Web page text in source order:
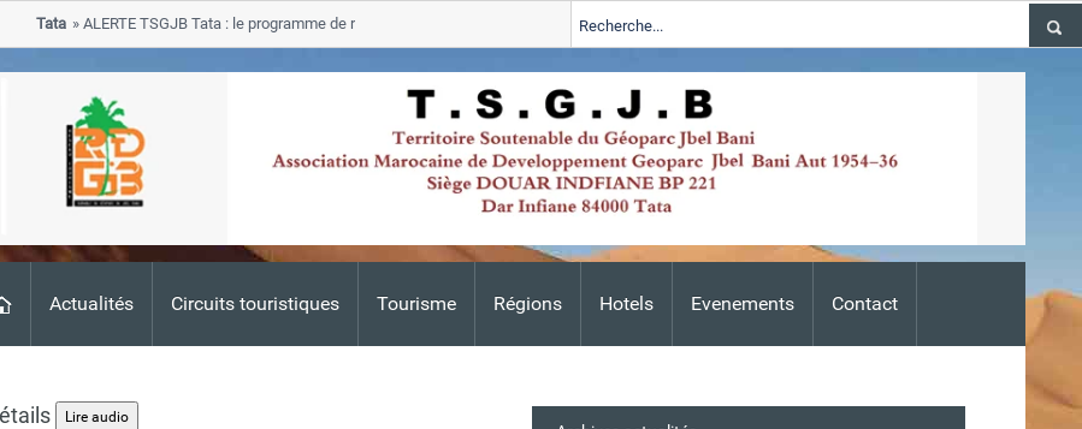
Actualités Circuits touristiques Tourisme Régions Hotels Evenements Contact
ALERTE TSGJB Tata : le programme de rehabilitation post-inondations 2024-2026
dans les zones sinistrees
ALERTE TSGJB Tata : l’ANDZOA lance une
Adis